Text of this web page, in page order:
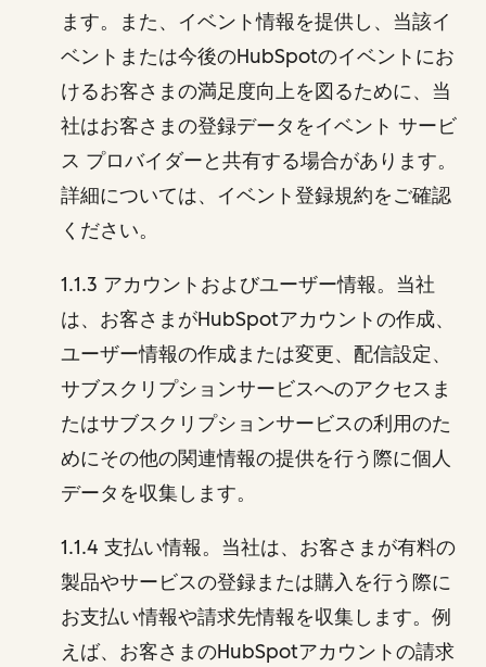
ます。また、イベント情報を提供し、当該イ
ベントまたは今後のHubSpotのイベントにお
けるお客さまの満足度向上を図るために、当
社はお客さまの登録データをイベント サービ
ス プロバイダーと共有する場合があります。
詳細については、イベント登録規約をご確認
ください。
1.1.3 アカウントおよびユーザー情報。当社
は、お客さまがHubSpotアカウントの作成、
ユーザー情報の作成または変更、配信設定、
サブスクリプションサービスへのアクセスま
たはサブスクリプションサービスの利用のた
めにその他の関連情報の提供を行う際に個人
データを収集します。
1.1.4 支払い情報。当社は、お客さまが有料の
製品やサービスの登録または購入を行う際に
お支払い情報や請求先情報を収集します。例
えば、お客さまのHubSpotアカウントの請求